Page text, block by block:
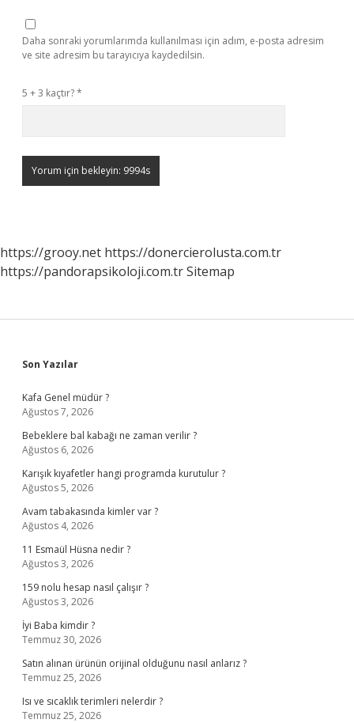
Daha sonraki yorumlarımda kullanılması için adım, e-posta adresim
ve site adresim bu tarayıcıya kaydedilsin.
5 + 3 kaçtır?*
https://grooy.net https://donercierolusta.com.tr
https://pandorapsikoloji.com.trSitemap
Sidebar
Son Yazılar
Kafa Genel müdür ?
Ağustos 7, 2026
Bebeklere bal kabağı ne zaman verilir ?
Ağustos 6, 2026
Karışık kıyafetler hangi programda kurutulur ?
Ağustos 5, 2026
Avam tabakasında kimler var ?
Ağustos 4, 2026
11 Esmaül Hüsna nedir ?
Ağustos 3, 2026
159 nolu hesap nasıl çalışır ?
Ağustos 3, 2026
İyi Baba kimdir ?
Temmuz 30, 2026
Satın alınan ürünün orijinal olduğunu nasıl anlarız ?
Temmuz 25, 2026
Isı ve sıcaklık terimleri nelerdir ?
Temmuz 25, 2026